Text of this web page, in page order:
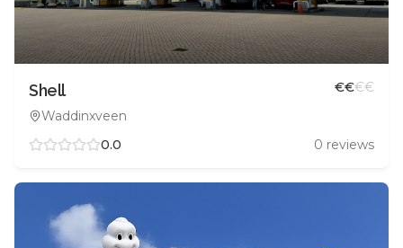
Shell
Waddinxveen
€€€€
0.0 0 reviews